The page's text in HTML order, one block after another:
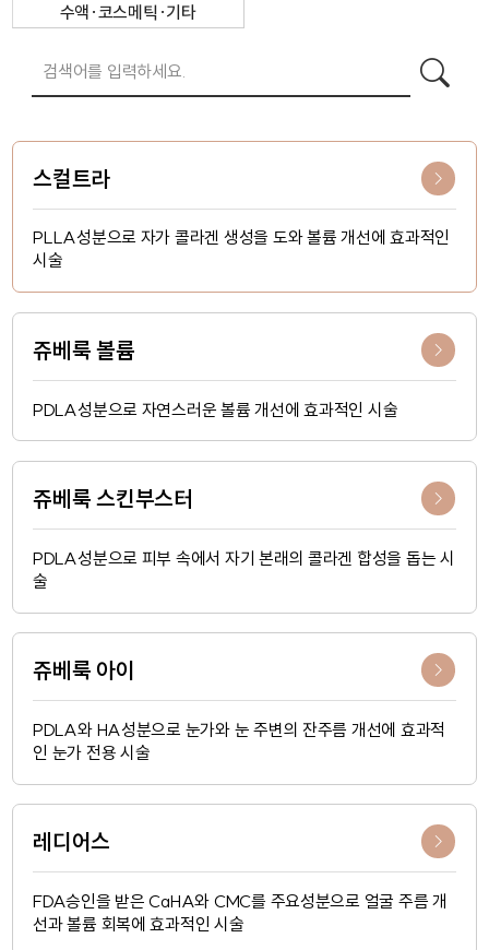
수액·코스메틱·기타
스컬트라
PLLA성분으로 자가 콜라겐 생성을 도와 볼륨 개선에 효과적인
시술
쥬베룩 볼륨
PDLA성분으로 자연스러운 볼륨 개선에 효과적인 시술
쥬베룩 스킨부스터
PDLA성분으로 피부 속에서 자기 본래의 콜라겐 합성을 돕는 시
술
쥬베룩 아이
PDLA와 HA성분으로 눈가와 눈 주변의 잔주름 개선에 효과적
인 눈가 전용 시술
레디어스
FDA승인을 받은 CaHA와 CMC를 주요성분으로 얼굴 주름 개
선과 볼륨 회복에 효과적인 시술